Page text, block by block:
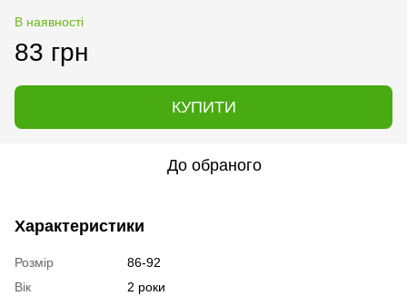
В наявності
83 грн
КУПИТИ
До обраного
Характеристики
Розмір
86-92
Вік
2 роки